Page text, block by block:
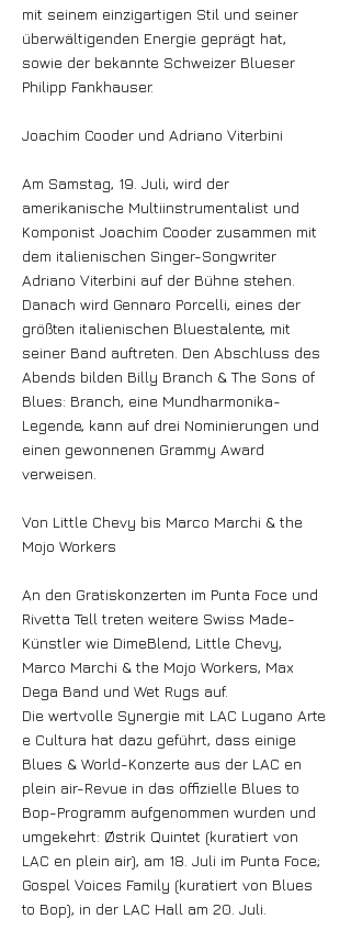
mit seinem einzigartigen Stil und seiner
überwältigenden Energie geprägt hat,
sowie der bekannte Schweizer Blueser
Philipp Fankhauser.
Joachim Cooder und Adriano Viterbini
Am Samstag, 19. Juli, wird der
amerikanische Multiinstrumentalist und
Komponist Joachim Cooder zusammen mit
dem italienischen Singer-Songwriter
Adriano Viterbini auf der Bühne stehen.
Danach wird Gennaro Porcelli, eines der
größten italienischen Bluestalente, mit
seiner Band auftreten. Den Abschluss des
Abends bilden Billy Branch & The Sons of
Blues: Branch, eine Mundharmonika-
Legende, kann auf drei Nominierungen und
einen gewonnenen Grammy Award
verweisen.
Von Little Chevy bis Marco Marchi & the
Mojo Workers
An den Gratiskonzerten im Punta Foce und
Rivetta Tell treten weitere Swiss Made-
Künstler wie DimeBlend, Little Chevy,
Marco Marchi & the Mojo Workers, Max
Dega Band und Wet Rugs auf.
Die wertvolle Synergie mit LAC Lugano Arte
e Cultura hat dazu geführt, dass einige
Blues & World-Konzerte aus der LAC en
plein air-Revue in das offizielle Blues to
Bop-Programm aufgenommen wurden und
umgekehrt: Østrik Quintet (kuratiert von
LAC en plein air), am 18. Juli im Punta Foce;
Gospel Voices Family (kuratiert von Blues
to Bop), in der LAC Hall am 20. Juli.